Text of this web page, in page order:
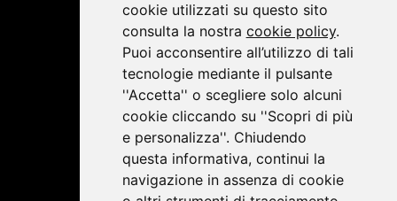
cookie utilizzati su questo sito
consulta la nostra cookie policy.
Puoi acconsentire all’utilizzo di tali
tecnologie mediante il pulsante
''Accetta'' o scegliere solo alcuni
cookie cliccando su ''Scopri di più
e personalizza''. Chiudendo
questa informativa, continui la
navigazione in assenza di cookie